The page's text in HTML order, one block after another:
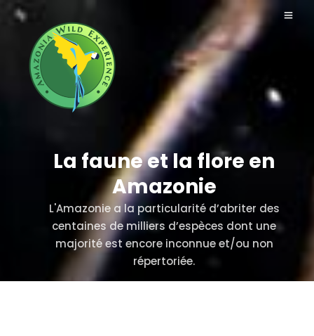
La faune et la flore en
Amazonie
L'Amazonie a la particularité d’abriter des
centaines de milliers d’espèces dont une
majorité est encore inconnue et/ou non
répertoriée.